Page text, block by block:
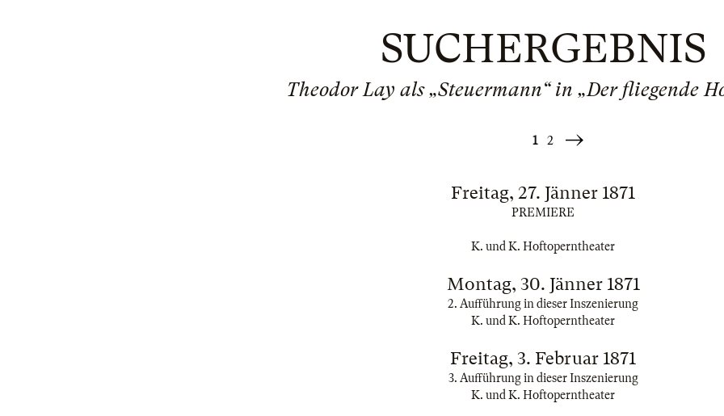
SUCHERGEBNIS
Theodor Lay als „Steuermann“ in „Der fliegende
1 2
Weiter
Freitag, 27. Jänner 1871
PREMIERE
K. und K. Hoftoperntheater
Montag, 30. Jänner 1871
2. Aufführung in dieser Inszenierung
K. und K. Hoftoperntheater
Freitag, 3. Februar 1871
3. Aufführung in dieser Inszenierung
K. und K. Hoftoperntheater